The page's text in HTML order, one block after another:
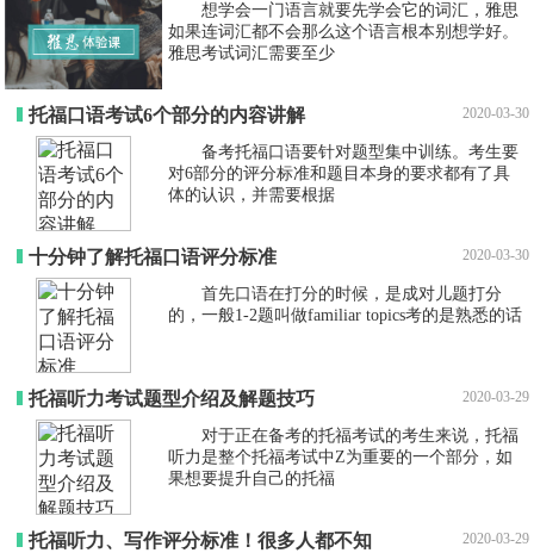
想学会一门语言就要先学会它的词汇，雅思
如果连词汇都不会那么这个语言根本别想学好。
雅思考试词汇需要至少
托福口语考试6个部分的内容讲解 2020-03-30
备考托福口语要针对题型集中训练。考生要
对6部分的评分标准和题目本身的要求都有了具
体的认识，并需要根据
十分钟了解托福口语评分标准 2020-03-30
首先口语在打分的时候，是成对儿题打分
的，一般1-2题叫做familiar topics考的是熟悉的话
托福听力考试题型介绍及解题技巧 2020-03-29
对于正在备考的托福考试的考生来说，托福
听力是整个托福考试中Z为重要的一个部分，如
果想要提升自己的托福
托福听力、写作评分标准！很多人都不知
2020-03-29